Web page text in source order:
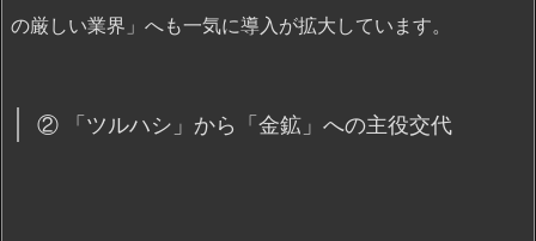
の厳しい業界」へも一気に導入が拡大しています。
② 「ツルハシ」から「金鉱」への主役交代